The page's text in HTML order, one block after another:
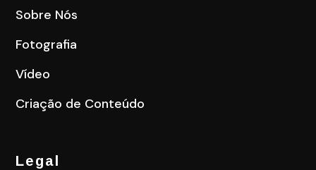
Sobre Nós
Fotografia
Vídeo
Criação de Conteúdo
Legal